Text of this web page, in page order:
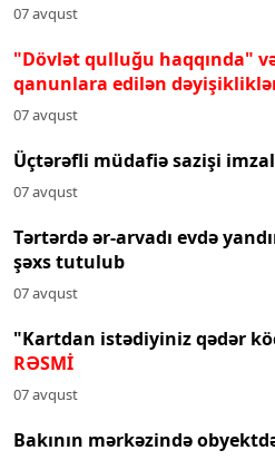
07 avqust
"Dövlət qulluğu haqqında"
qanunlara edilən
07 avqust
Üçtərəfli müdafiə sazişi
07 avqust
Tərtərdə ər-arvadı evdə
şəxs tutulub
07 avqust
"Kartdan istədiyiniz qədər
RƏSMİ
07 avqust
Bakının mərkəzində